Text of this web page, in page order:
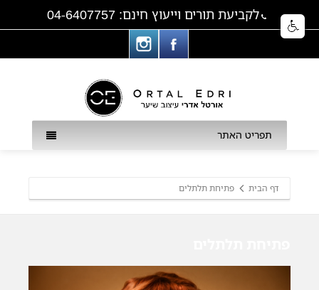
לקביעת תורים וייעוץ חינם: 04-6407757
תפריט האתר
פתיחת תלתלים דף הבית